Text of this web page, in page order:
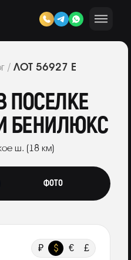
/ ЛОТ 56927 Е
ПОСЕЛКЕ
БЕНИЛЮКС
ш. (18 км)
ФОТО
₽ $ € £